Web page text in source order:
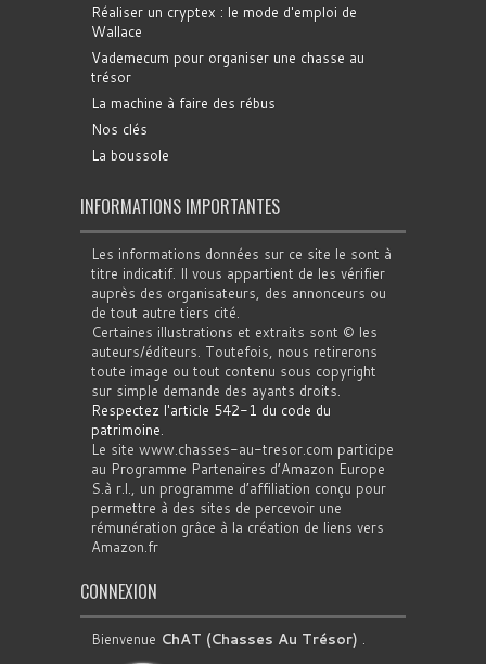
Réaliser un cryptex : le mode d'emploi de
Wallace
Vademecum pour organiser une chasse au
trésor
La machine à faire des rébus
Nos clés
La boussole
INFORMATIONS IMPORTANTES
Les informations données sur ce site le sont à
titre indicatif. Il vous appartient de les vérifier
auprès des organisateurs, des annonceurs ou
de tout autre tiers cité.
Certaines illustrations et extraits sont © les
auteurs/éditeurs. Toutefois, nous retirerons
toute image ou tout contenu sous copyright
sur simple demande des ayants droits.
Respectez l'article 542-1 du code du
patrimoine.
Le site www.chasses-au-tresor.com participe
au Programme Partenaires d’Amazon Europe
S.à r.l., un programme d’affiliation conçu pour
permettre à des sites de percevoir une
rémunération grâce à la création de liens vers
Amazon.fr
CONNEXION
Bienvenue ChAT (Chasses Au Trésor) .